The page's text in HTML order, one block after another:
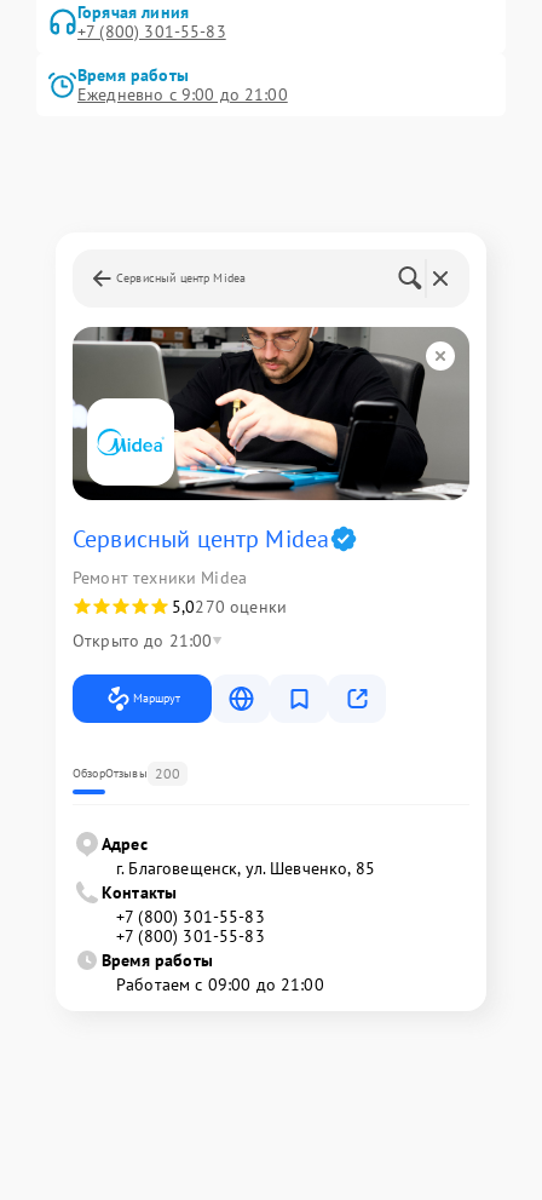
Горячая линия
+7 (800) 301-55-83
Время работы
Ежедневно с 9:00 до 21:00
Сервисный центр Midea
Сервисный центр Midea
Ремонт техники Midea
5,0270 оценки
Открыто до 21:00
Маршрут
ОбзорОтзывы 200
Адрес
г. Благовещенск, ул. Шевченко, 85
Контакты
+7 (800) 301-55-83
+7 (800) 301-55-83
Время работы
Работаем с 09:00 до 21:00